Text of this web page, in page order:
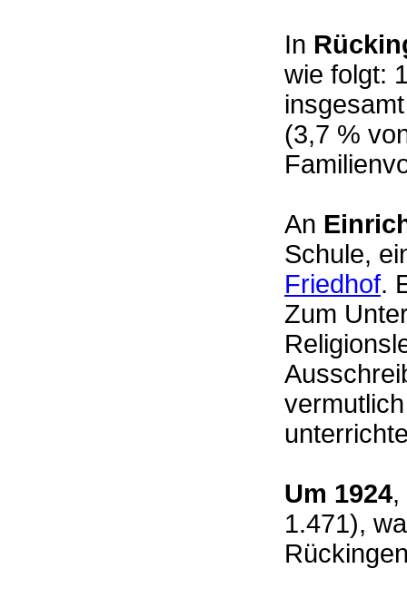
In
wie folgt:
(3,7 %
An
Schule,
Friedhof.
Zum
Um 1924,
1.471),